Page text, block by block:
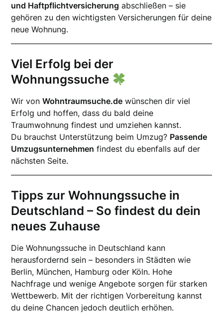
und Haftpflichtversicherung abschließen – sie
gehören zu den wichtigsten Versicherungen für deine
neue Wohnung.
Viel Erfolg bei der
Wohnungssuche
Wir vonWohntraumsuche.de wünschen dir viel
Erfolg und hoffen, dass du bald deine
Traumwohnung findest und umziehen kannst.
Du brauchst Unterstützung beim Umzug? Passende
Umzugsunternehmen findest du ebenfalls auf der
nächsten Seite.
Tipps zur Wohnungssuche in
Deutschland – So findest du dein
neues Zuhause
Die Wohnungssuche in Deutschland kann
herausfordernd sein – besonders in Städten wie
Berlin, München, Hamburg oder Köln. Hohe
Nachfrage und wenige Angebote sorgen für starken
Wettbewerb. Mit der richtigen Vorbereitung kannst
du deine Chancen jedoch deutlich erhöhen.